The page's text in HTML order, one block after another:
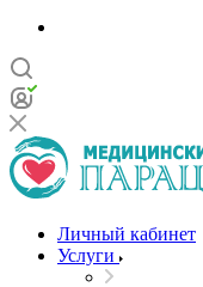
Личный кабинет
Услуги